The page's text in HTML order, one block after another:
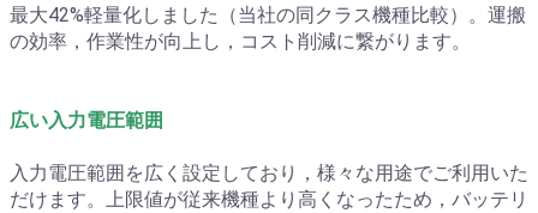
最大42%軽量化しました（当社の同クラス機種比較）。運搬
の効率，作業性が向上し，コスト削減に繋がります。
広い入力電圧範囲
入力電圧範囲を広く設定しており，様々な用途でご利用いた
だけます。上限値が従来機種より高くなったため，バッテリ